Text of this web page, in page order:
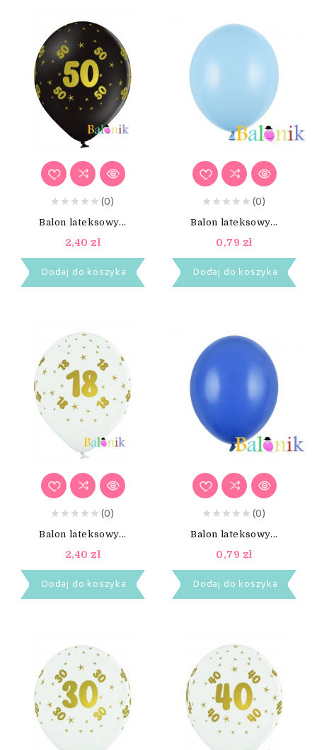
(0)
Balon lateksowy...
2,40 zł
Dodaj do koszyka
(0)
Balon lateksowy...
0,79 zł
Dodaj do koszyka
(0)
Balon lateksowy...
2,40 zł
Dodaj do koszyka
(0)
Balon lateksowy...
0,79 zł
Dodaj do koszyka